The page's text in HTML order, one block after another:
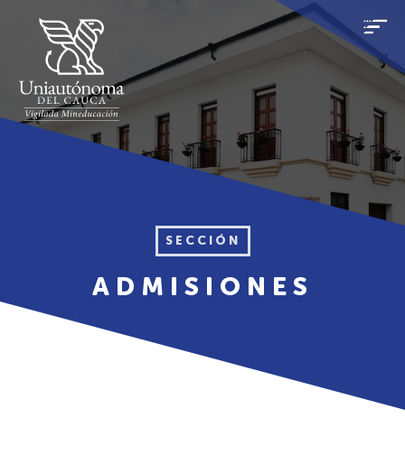
SECCIÓN
ADMISIONES